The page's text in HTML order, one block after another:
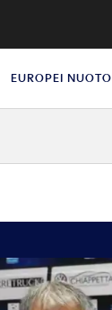
EUROPEI NUOTO